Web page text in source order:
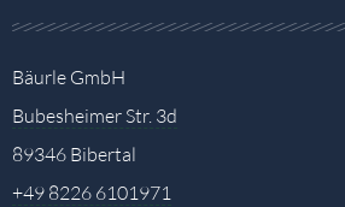
Bäurle GmbH
Bubesheimer Str. 3d
89346 Bibertal
+49 8226 6101971